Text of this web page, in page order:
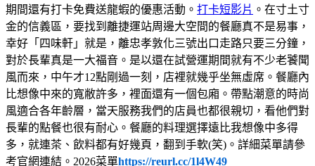
期間還有打卡免費送龍蝦的優惠活動。 打卡短影片 。在寸土寸
金的信義區，要找到離捷運站周邊大空間的餐廳真不是易事，
幸好「四味軒」就是，離忠孝敦化三號出口走路只要三分鐘，
對於長輩真是一大福音。是以還在試營運期間就有不少老饕聞
風而來，中午才12點剛過一刻，店裡就幾乎坐無虛席。餐廳內
比想像中來的寬敝許多，裡面還有一個包廂。帶點潮意的時尚
風適合各年齡層，當天服務我們的店員也都很親切，看他們對
長輩的點餐也很有耐心。餐廳的料理選擇遠比我想像中多得
多，就連茶、飲料都有好幾頁，翻到手軟(笑)。詳細菜單請參
考官網連結。2026菜單https://reurl.cc/1l4W49